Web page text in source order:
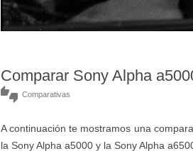
Comparar Sony Alpha
thumbs_up_down Comparativas
A continuación te mostramos una
la Sony Alpha a5000 y la Sony Alpha